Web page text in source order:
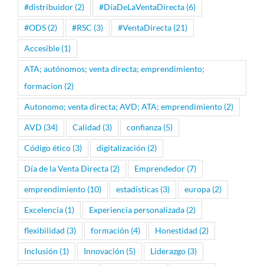
#distribuidor (2) #DíaDeLaVentaDirecta (6)
#ODS (2) #RSC (3) #VentaDirecta (21)
Accesible (1)
ATA; autónomos; venta directa; emprendimiento;
formacion (2)
Autonomo; venta directa; AVD; ATA; emprendimiento (2)
AVD (34) Calidad (3) confianza (5)
Código ético (3) digitalización (2)
Día de la Venta Directa (2) Emprendedor (7)
emprendimiento (10) estadísticas (3) europa (2)
Excelencia (1) Experiencia personalizada (2)
flexibilidad (3) formación (4) Honestidad (2)
Inclusión (1) Innovación (5) Liderazgo (3)